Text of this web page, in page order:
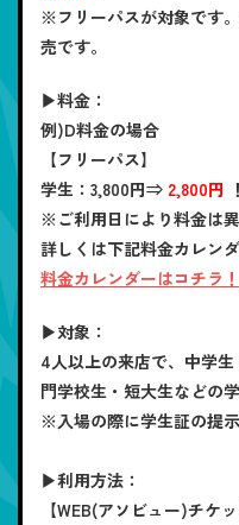
※フリーパスが対象です
売です。
▶料金：
例)D料金の場合
【フリーパス】
学生：3,800円⇒ 2,800円 ！
※ご利用日により料金は異
詳しくは下記料金カレン
料金カレンダーはコチラ！
▶対象：
4人以上の来店で、中学
門学校生・短大生などの
※入場の際に学生証の提示
▶利用方法：
【WEB(アソビュー)チケ